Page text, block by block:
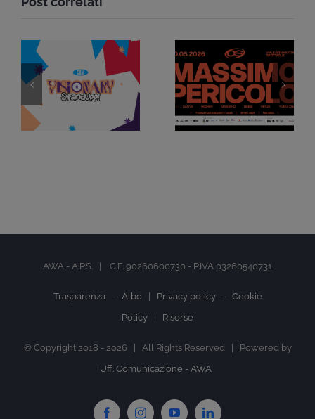
AWA - A.P.S. | C.F. 90260600730 - P.IVA 03260540731
Trasparenza - Albo Privacy policy- Cookie
Policy
Risorse
© Copyright 2018 - 2026 | All Rights Reserved | Powered by
Uff. Comunicazione - AWA